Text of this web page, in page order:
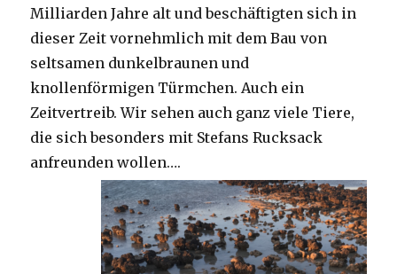
Milliarden Jahre alt und beschäftigten sich in
dieser Zeit vornehmlich mit dem Bau von
seltsamen dunkelbraunen und
knollenförmigen Türmchen. Auch ein
Zeitvertreib. Wir sehen auch ganz viele Tiere,
die sich besonders mit Stefans Rucksack
anfreunden wollen….